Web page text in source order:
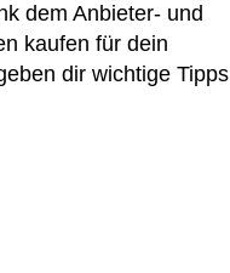
dem Anbieter- und
kaufen für dein
dir wichtige Tipps